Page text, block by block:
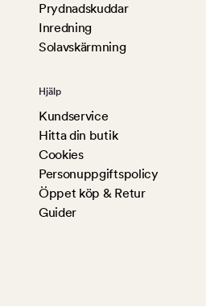
Prydnadskuddar
Inredning
Solavskärmning
Hjälp
Kundservice
Hitta din butik
Cookies
Personuppgiftspolicy
Öppet köp & Retur
Guider